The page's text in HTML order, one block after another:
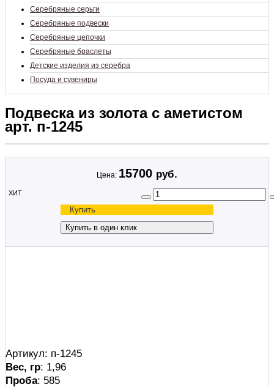
Серебряные серьги
Серебряные подвески
Серебряные цепочки
Серебряные браслеты
Детские изделия из серебра
Посуда и сувениры
Подвеска из золота с аметистом
арт. п-1245
ХИТ
Цена: 15700 руб.
Артикул: п-1245
Вес, гр: 1,96
Проба: 585